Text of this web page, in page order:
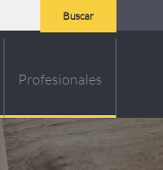
Buscar
Profesionales